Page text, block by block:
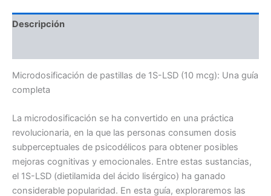
Descripción
Microdosificación de pastillas de 1S-LSD (10 mcg): Una guía
completa
La microdosificación se ha convertido en una práctica
revolucionaria, en la que las personas consumen dosis
subperceptuales de psicodélicos para obtener posibles
mejoras cognitivas y emocionales. Entre estas sustancias,
el 1S-LSD (dietilamida del ácido lisérgico) ha ganado
considerable popularidad. En esta guía, exploraremos las